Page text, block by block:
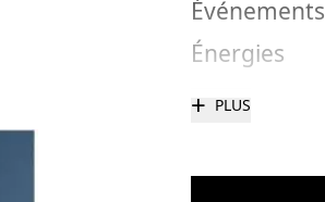
Événements
Énergies
+ PLUS